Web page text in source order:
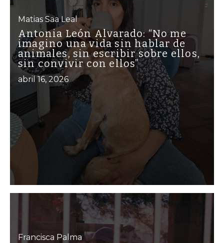
Matias Saa Leal
Antonia León Alvarado: “No me
imagino una vida sin hablar de
animales, sin escribir sobre ellos,
sin convivir con ellos”
abril 16, 2026
Francisca Palma